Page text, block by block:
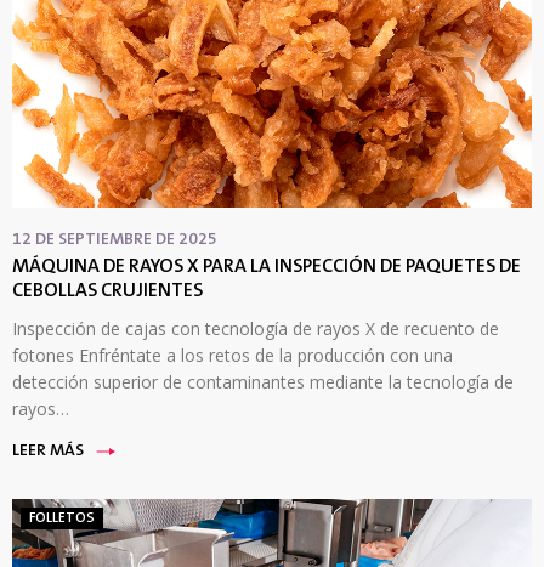
12 DE SEPTIEMBRE DE 2025
MÁQUINA DE RAYOS X PARA LA INSPECCIÓN DE PAQUETES DE
CEBOLLAS CRUJIENTES
Inspección de cajas con tecnología de rayos X de recuento de
fotones Enfréntate a los retos de la producción con una
detección superior de contaminantes mediante la tecnología de
rayos…
LEER MÁS
FOLLETOS